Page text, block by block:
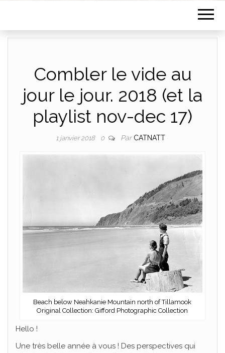
Combler le vide au
jour le jour. 2018 (et la
playlist nov-dec 17)
1 janvier 2018 0 Par CATNATT
Beach below Neahkanie Mountain north of Tillamook
Original Collection: Gifford Photographic Collection
Hello !
Une très belle année à vous ! Des perspectives qui